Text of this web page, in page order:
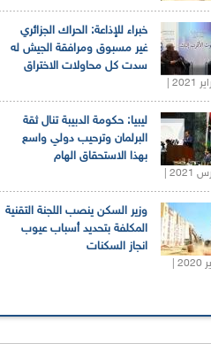
خبراء للإذاعة: الحراك الجزائري
غير مسبوق ومرافقة الجيش له
سدت كل محاولات الاختراق
ليبيا: حكومة الدبيبة تنال ثقة
البرلمان وترحيب دولي واسع
بهذا الاستحقاق الهام
وزير السكن ينصب اللجنة التقنية
المكلفة بتحديد أسباب عيوب
انجاز السكنات